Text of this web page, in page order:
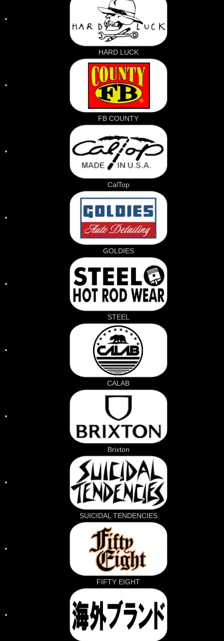
HARD LUCK
FB COUNTY
CalTop
GOLDIES
STEEL
CALAB
Brixton
SUICIDAL TENDENCIES
FIFTY EIGHT